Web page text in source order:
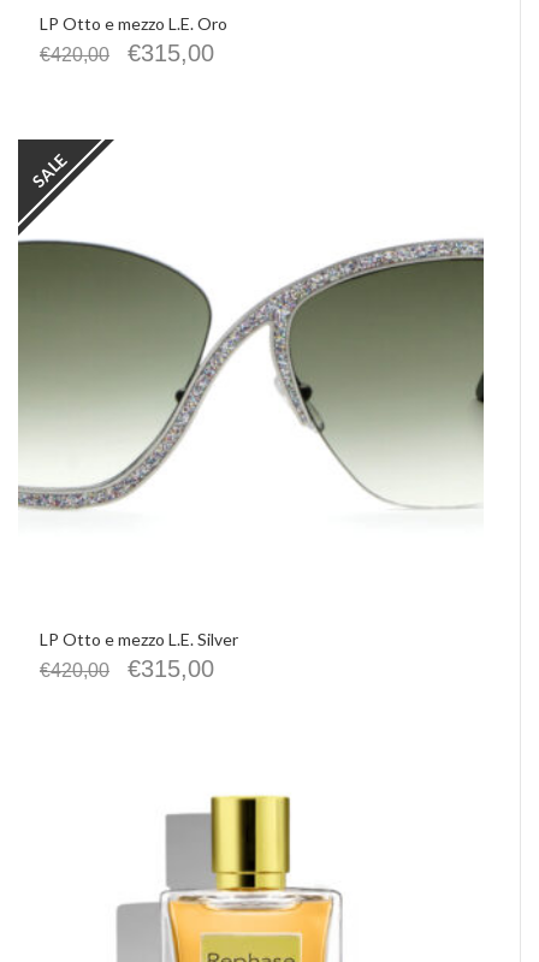
LP Otto e mezzo L.E. Oro
€420,00 €315,00
SALE
LP Otto e mezzo L.E. Silver
€420,00 €315,00